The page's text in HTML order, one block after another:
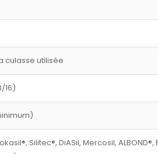
culasse utilisée
16)
Silitec®, DiASil, Mercosil, ALBOND®,